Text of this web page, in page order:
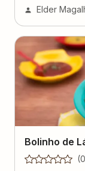
Elder
Bolinho de
(0